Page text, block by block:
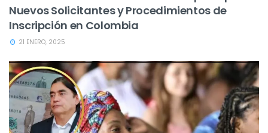
Nuevos Solicitantes y Procedimientos de
Inscripción en Colombia
21 ENERO, 2025